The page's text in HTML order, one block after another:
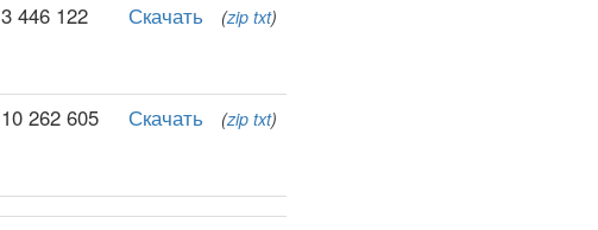
3 446 122 Скачать (zip txt)
10 262 605 Скачать (zip txt)